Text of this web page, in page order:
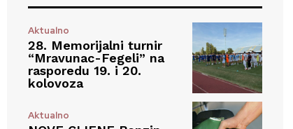
Aktualno
28. Memorijalni turnir
“Mravunac-Fegeli” na
rasporedu 19. i 20.
kolovoza
Aktualno